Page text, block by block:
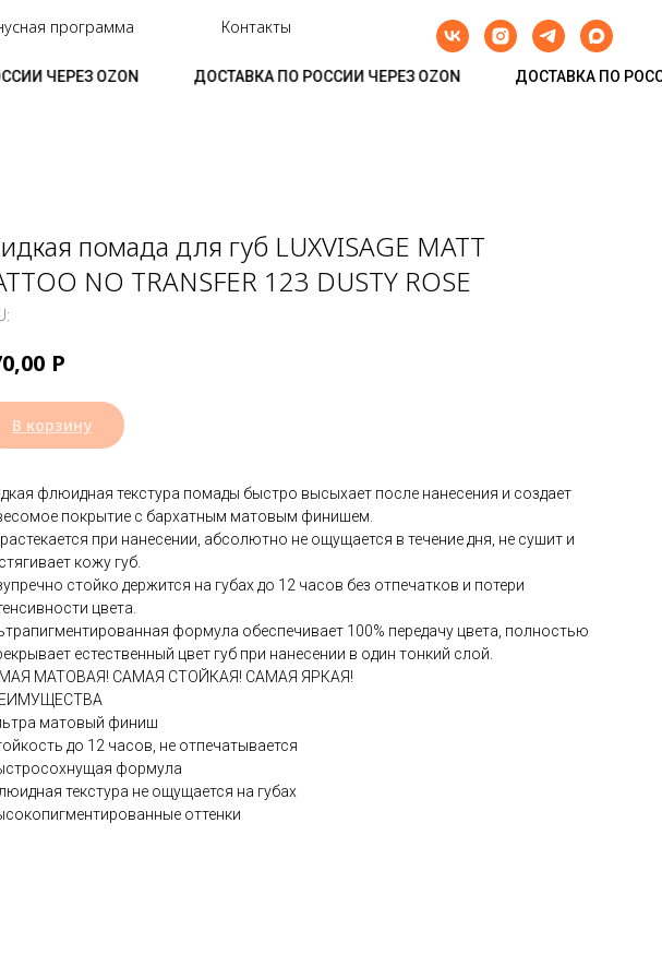
программа Контакты
ЧЕРЕЗ OZON ДОСТАВКА ПО РОССИИ ЧЕРЕЗ OZON ДОСТАВКА ПО
помада для губ LUXVISAGE MATT
NO TRANSFER 123 DUSTY ROSE
Р
В корзину
флюидная текстура помады быстро высыхает после нанесения и создает
покрытие с бархатным матовым финишем.
при нанесении, абсолютно не ощущается в течение дня, не сушит и
кожу губ.
стойко держится на губах до 12 часов без отпечатков и потери
цвета.
формула обеспечивает 100% передачу цвета, полностью
естественный цвет губ при нанесении в один тонкий слой.
МАТОВАЯ! САМАЯ СТОЙКАЯ! САМАЯ ЯРКАЯ!
матовый финиш
до 12 часов, не отпечатывается
формула
текстура не ощущается на губах
оттенки